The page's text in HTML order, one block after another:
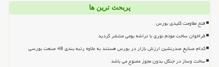
پربحث ترین ها
فتح مقاومت کلیدی بورس
فراخوان ساخت مودم نوری با تراشه بومی منتشر گردید
کدام صنایع صدرنشین ارزش بازار در بورس هستند به علاوه رتبه بندی 48 صنعت بورسی
ساخت وساز در جنگل بدون مجوز ممنوع می باشد